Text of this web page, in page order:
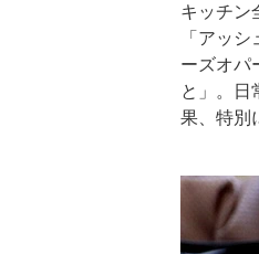
キッチン
「アッ
ーズオパ
と」。日
果、特別